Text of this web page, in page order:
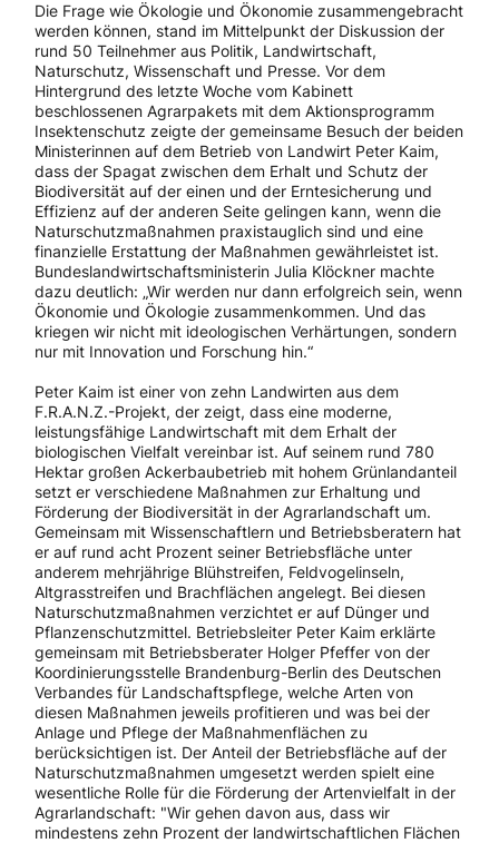
Die Frage wie Ökologie und Ökonomie zusammengebracht
werden können, stand im Mittelpunkt der Diskussion der
rund 50 Teilnehmer aus Politik, Landwirtschaft,
Naturschutz, Wissenschaft und Presse. Vor dem
Hintergrund des letzte Woche vom Kabinett
beschlossenen Agrarpakets mit dem Aktionsprogramm
Insektenschutz zeigte der gemeinsame Besuch der beiden
Ministerinnen auf dem Betrieb von Landwirt Peter Kaim,
dass der Spagat zwischen dem Erhalt und Schutz der
Biodiversität auf der einen und der Erntesicherung und
Effizienz auf der anderen Seite gelingen kann, wenn die
Naturschutzmaßnahmen praxistauglich sind und eine
finanzielle Erstattung der Maßnahmen gewährleistet ist.
Bundeslandwirtschaftsministerin Julia Klöckner machte
dazu deutlich: „Wir werden nur dann erfolgreich sein, wenn
Ökonomie und Ökologie zusammenkommen. Und das
kriegen wir nicht mit ideologischen Verhärtungen, sondern
nur mit Innovation und Forschung hin.“
Peter Kaim ist einer von zehn Landwirten aus dem
F.R.A.N.Z.-Projekt, der zeigt, dass eine moderne,
leistungsfähige Landwirtschaft mit dem Erhalt der
biologischen Vielfalt vereinbar ist. Auf seinem rund 780
Hektar großen Ackerbaubetrieb mit hohem Grünlandanteil
setzt er verschiedene Maßnahmen zur Erhaltung und
Förderung der Biodiversität in der Agrarlandschaft um.
Gemeinsam mit Wissenschaftlern und Betriebsberatern hat
er auf rund acht Prozent seiner Betriebsfläche unter
anderem mehrjährige Blühstreifen, Feldvogelinseln,
Altgrasstreifen und Brachflächen angelegt. Bei diesen
Naturschutzmaßnahmen verzichtet er auf Dünger und
Pflanzenschutzmittel. Betriebsleiter Peter Kaim erklärte
gemeinsam mit Betriebsberater Holger Pfeffer von der
Koordinierungsstelle Brandenburg-Berlin des Deutschen
Verbandes für Landschaftspflege, welche Arten von
diesen Maßnahmen jeweils profitieren und was bei der
Anlage und Pflege der Maßnahmenflächen zu
berücksichtigen ist. Der Anteil der Betriebsfläche auf der
Naturschutzmaßnahmen umgesetzt werden spielt eine
wesentliche Rolle für die Förderung der Artenvielfalt in der
Agrarlandschaft: "Wir gehen davon aus, dass wir
mindestens zehn Prozent der landwirtschaftlichen Flächen